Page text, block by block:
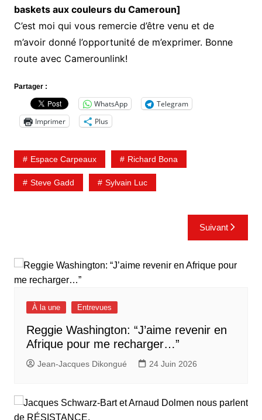
baskets aux couleurs du Cameroun]
C’est moi qui vous remercie d’être venu et de
m’avoir donné l’opportunité de m’exprimer. Bonne
route avec Camerounlink!
Partager :
WhatsApp
Telegram
Imprimer
Plus
Espace Carpeaux Richard Bona
Steve Gadd Sylvain Luc
l’article
Suivant
À la une Entrevues
Reggie Washington: “J’aime revenir en
Afrique pour me recharger…”
Jean-Jacques Dikongué 24 Juin 2026